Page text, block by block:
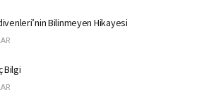
Bilinmeyen Hikayesi
Bilgi